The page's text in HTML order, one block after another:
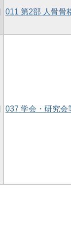
011 第2部 人骨骨
037 学会・研究会